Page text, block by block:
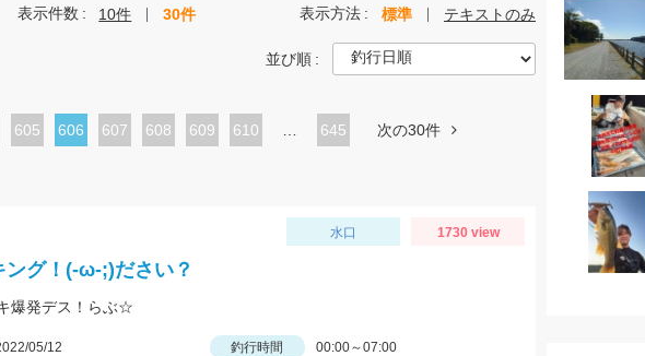
表示件数 10件 30件 表示方法 標準 テキストのみ
並び順
ペ
605
カ
ペ
606
ペ
607
ペ
608
ペ
609
ペ
610 645 次の30件
水口 1730 view
ング！(-ω-;)ださい？
爆発デス！らぶ☆
05/12 釣行時間
00:00～07:00